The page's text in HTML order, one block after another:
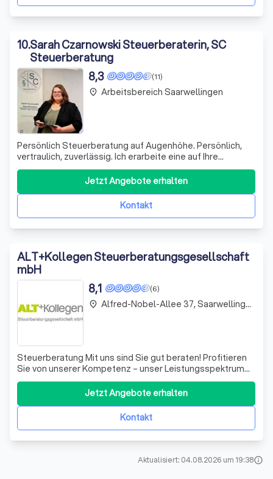
10.Sarah Czarnowski Steuerberaterin, SC
Steuerberatung
(11)
8,3
Persönlich Steuerberatung auf Augenhöhe. Persönlich,
vertraulich, zuverlässig. Ich erarbeite eine auf Ihre
individuellen Ziele abgestimmte steuerliche &
betriebswirtschaftliche Beratung. Einer stets
zielgerichteten Leistung und professionellen
Arbeitsweise zu Ihren Gunsten. Ihre Steuerberaterin in
Kontakt
Jetzt Angebote erhalten
place Arbeitsbereich Saarwellingen
ALT+Kollegen Steuerberatungsgesellschaft
mbH
(6)
8,1
Steuerberatung Mit uns sind Sie gut beraten! Profitieren
Sie von unserer Kompetenz – unser Leistungsspektrum
ist groß: Laufende Steuerberatung -Steuerplanung zur
Senkung der Steuerbelastung -Laufende Buchhaltung
und Lohnbuchführung -Erstellung von Jahresabschlüssen:
Bilanz bzw. Einnahmen/Ausgaben-
Kontakt
Jetzt Angebote erhalten
place Alfred-Nobel-Allee 37, Saarwellingen
Aktualisiert: 04.08.2026 um 19:38info